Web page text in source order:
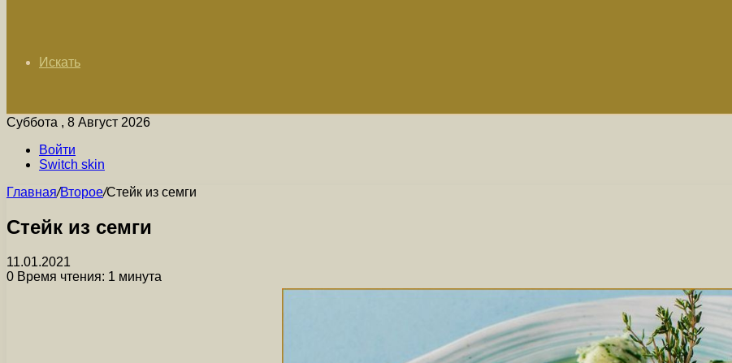
Искать
Суббота , 8 Август 2026
Войти
Switch skin
Главная/Второе/Стейк из семги
Стейк из семги
11.01.2021
0 Время чтения: 1 минута